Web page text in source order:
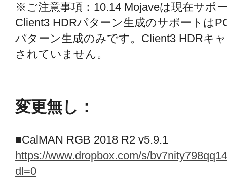
※ご注意事項：10.14 Mojaveは現在サポ
Client3 HDRパターン生成のサポートは
パターン生成のみです。Client3 HDRキ
されていません。
変更無し：
■CalMAN RGB 2018 R2 v5.9.1
https://www.dropbox.com/s/
dl=0